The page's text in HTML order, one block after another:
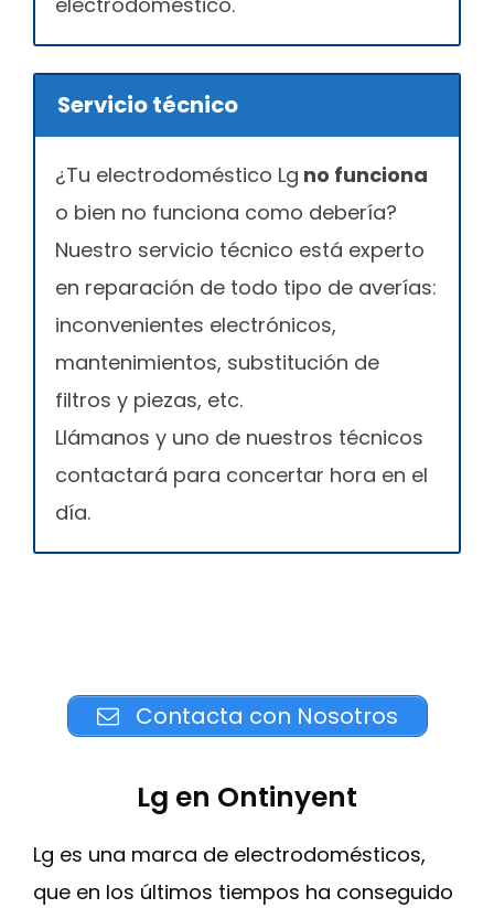
Servicio técnico
¿Tu electrodoméstico Lg no funciona
o bien no funciona como debería?
Nuestro servicio técnico está experto
en reparación de todo tipo de averías:
inconvenientes electrónicos,
mantenimientos, substitución de
filtros y piezas, etc.
Llámanos y uno de nuestros técnicos
contactará para concertar hora en el
día.
Contacta con Nosotros
Lg en Ontinyent
Lg es una marca de electrodomésticos,
que en los últimos tiempos ha conseguido